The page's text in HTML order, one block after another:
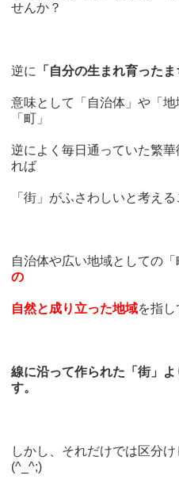
せんか？
逆に 「自分の生まれ育ったま
意味として「自治体」や「
「町」
逆によく毎日通っていた繁
れば
「街」がふさわしいと考える
自治体や広い地域としての「
の
自然と成り立った地域を指し
線に沿って作られた「街」
す。
しかし、それだけでは区分
(^_^;)